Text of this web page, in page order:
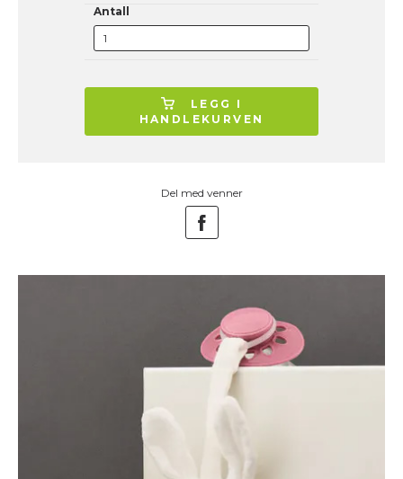
Antall
LEGG I
HANDLEKURVEN
Del med venner